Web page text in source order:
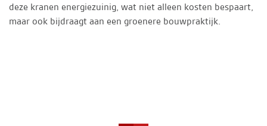
deze kranen energiezuinig, wat niet alleen kosten bespaart,
maar ook bijdraagt aan een groenere bouwpraktijk.